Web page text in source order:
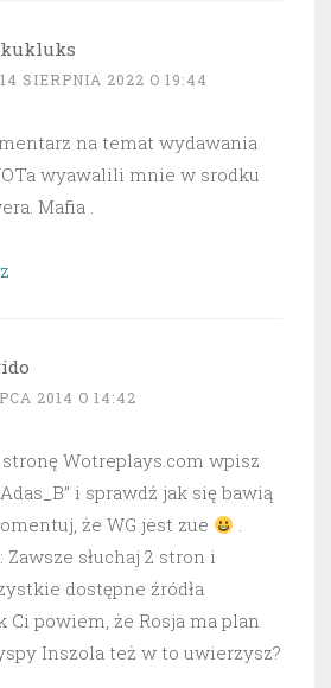
kukluks
14 SIERPNIA 2022 O 19:44
na temat wydawania
wyawalili mnie w srodku
Mafia .
2014 O 14:42
Wotreplays.com wpisz
i sprawdź jak się bawią
że WG jest zue
.
Zawsze słuchaj 2 stron i
dostępne źródła
Ci powiem, że Rosja ma plan
Inszola też w to uwierzysz?